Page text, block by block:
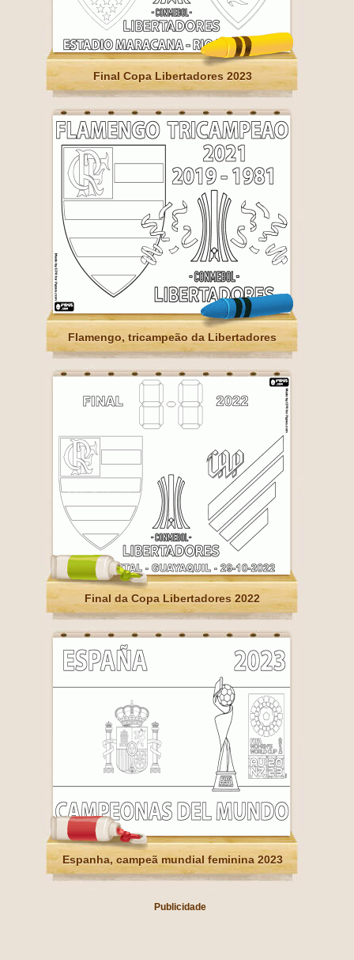
Final Copa Libertadores 2023
Flamengo, tricampeão da Libertadores
Final da Copa Libertadores 2022
Espanha, campeã mundial feminina 2023
Publicidade